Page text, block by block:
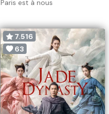
Paris est à nous
7.516
63